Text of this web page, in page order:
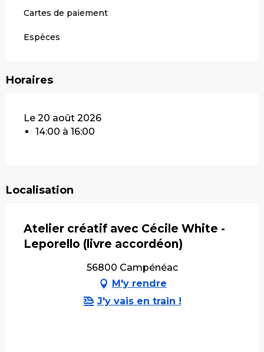
Cartes de paiement
Espèces
Horaires
Le 20 août 2026
14:00 à 16:00
Localisation
Atelier créatif avec Cécile White -
Leporello (livre accordéon)
56800 Campénéac
M'y rendre
J'y vais en train !